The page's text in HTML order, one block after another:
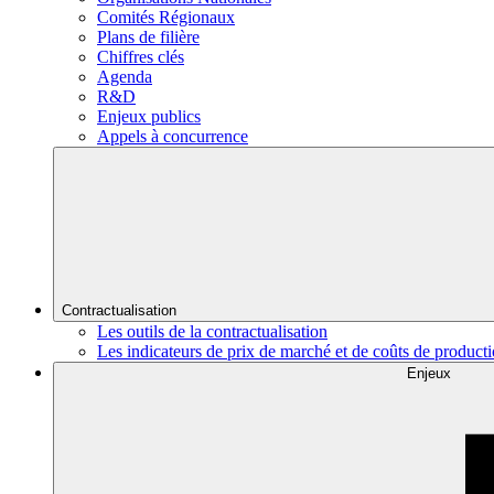
Comités Régionaux
Plans de filière
Chiffres clés
Agenda
R&D
Enjeux publics
Appels à concurrence
Contractualisation
Les outils de la contractualisation
Les indicateurs de prix de marché et de coûts de
Enjeux